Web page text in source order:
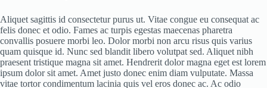
Aliquet sagittis id consectetur purus ut. Vitae congue eu consequat ac
felis donec et odio. Fames ac turpis egestas maecenas pharetra
convallis posuere morbi leo. Dolor morbi non arcu risus quis varius
quam quisque id. Nunc sed blandit libero volutpat sed. Aliquet nibh
praesent tristique magna sit amet. Hendrerit dolor magna eget est lorem
ipsum dolor sit amet. Amet justo donec enim diam vulputate. Massa
vitae tortor condimentum lacinia quis vel eros donec ac. Ac odio